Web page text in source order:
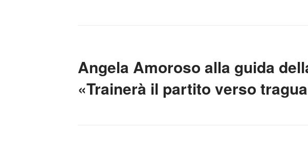
Angela Amoroso alla guida
«Trainerà il partito verso